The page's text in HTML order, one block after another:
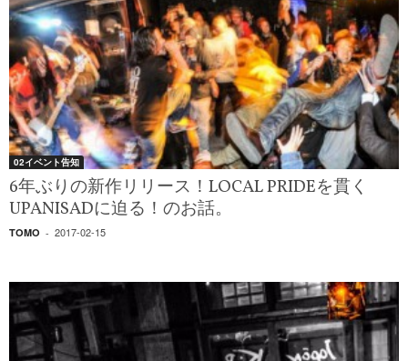
02イベント告知
6年ぶりの新作リリース！LOCAL PRIDEを貫く
UPANISADに迫る！のお話。
TOMO - 2017-02-15